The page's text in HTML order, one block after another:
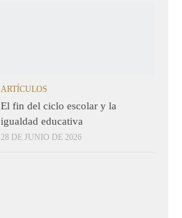
ARTÍCULOS
El fin del ciclo escolar y la
igualdad educativa
28 DE JUNIO DE 2026